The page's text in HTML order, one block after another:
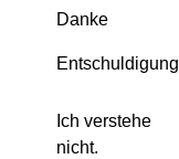
Danke
Entschuldigung
Ich verstehe
nicht.